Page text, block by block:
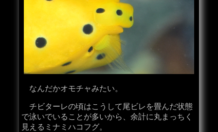
なんだかオモチャみたい。
チビターレの頃はこうして尾ビレを畳んだ状態
で泳いでいることが多いから、余計に丸まっちく
見えるミナミハコフグ。